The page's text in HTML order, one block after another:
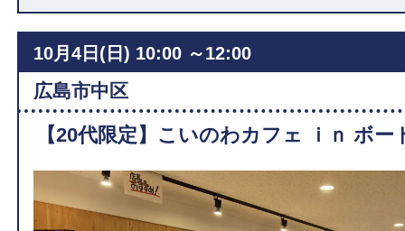
10月4日(日) 10:00 ～12:00
広島市中区
【20代限定】こいのわカフェ ｉｎ ボ